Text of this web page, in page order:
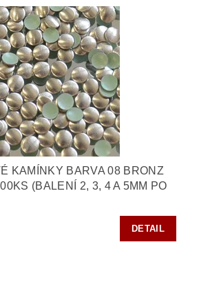
KAMÍNKY BARVA 08 BRONZ
(BALENÍ 2, 3, 4 A 5MM PO
DETAIL